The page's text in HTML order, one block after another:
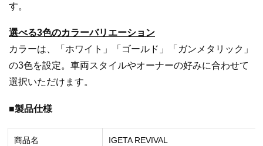
す。
選べる3色のカラーバリエーション
カラーは、「ホワイト」「ゴールド」「ガンメタリック」
の3色を設定。車両スタイルやオーナーの好みに合わせて
選択いただけます。
■製品仕様
商品名 IGETA REVIVAL